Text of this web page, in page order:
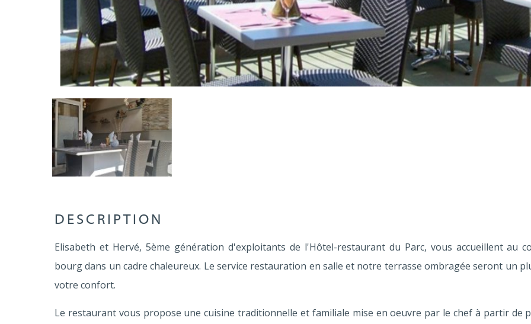
DESCRIPTION
Elisabeth et Hervé, 5ème génération d'exploitants de l'Hôtel-restaurant du Parc, vous accueillent au
bourg dans un cadre chaleureux. Le service restauration en salle et notre terrasse ombragée seront un
votre confort.
Le restaurant vous propose une cuisine traditionnelle et familiale mise en oeuvre par le chef à partir de